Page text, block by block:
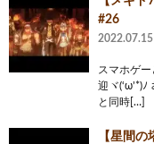
#26
2022.07.15
スマホゲ
迎ヾ(‘ω’*)
と同時[…]
【星間